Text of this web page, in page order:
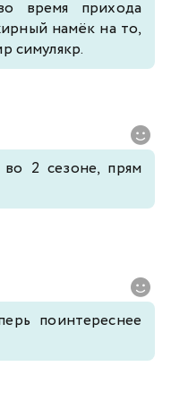
время прихода
намёк на то,
симулякр.
2 сезоне, прям
поинтереснее